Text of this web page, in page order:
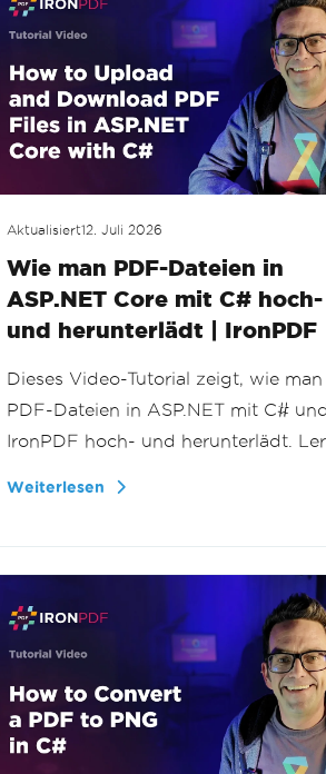
Aktualisiert12. Juli 2026
Wie man PDF-Dateien in
ASP.NET Core mit C# hoch-
und herunterlädt | IronPDF
Dieses Video-Tutorial zeigt, wie man
PDF-Dateien in ASP.NET mit C# und
IronPDF hoch- und herunterlädt.
Weiterlesen
Mehr anzeigen